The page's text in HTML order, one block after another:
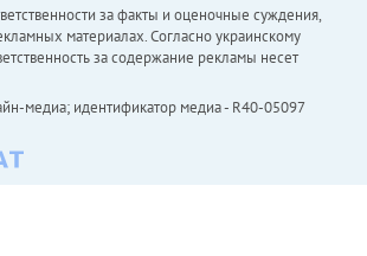
за факты и оценочные суждения,
материалах. Согласно украинскому
за содержание рекламы несет
медиа; идентификатор медиа - R40-05097